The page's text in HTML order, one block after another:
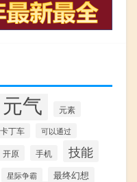
元气 元素
卡丁车 可以通过
开原 手机 技能
星际争霸 最终幻想